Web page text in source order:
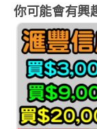
你可能會有興